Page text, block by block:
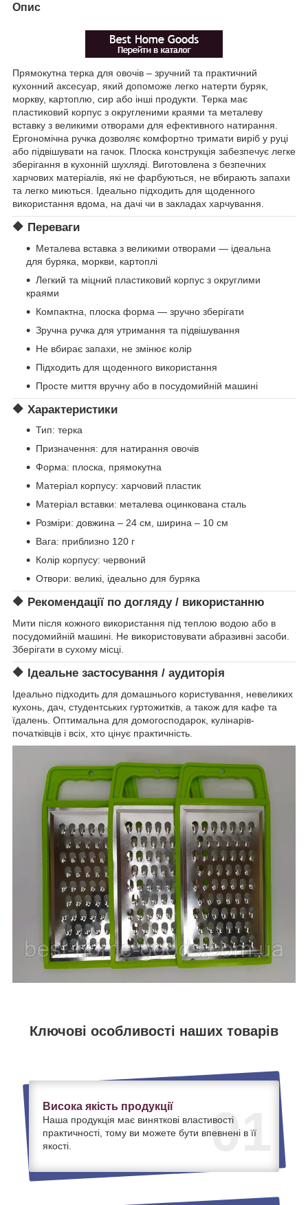
Опис
Прямокутна терка для овочів – зручний та практичний
кухонний аксесуар, який допоможе легко натерти буряк,
моркву, картоплю, сир або інші продукти. Терка має
пластиковий корпус з округленими краями та металеву
вставку з великими отворами для ефективного натирання.
Ергономічна ручка дозволяє комфортно тримати виріб у руці
або підвішувати на гачок. Плоска конструкція забезпечує легке
зберігання в кухонній шухляді. Виготовлена з безпечних
харчових матеріалів, які не фарбуються, не вбирають запахи
та легко миються. Ідеально підходить для щоденного
використання вдома, на дачі чи в закладах харчування.
🔶 Переваги
Металева вставка з великими отворами — ідеальна
для буряка, моркви, картоплі
Легкий та міцний пластиковий корпус з округлими
краями
Компактна, плоска форма — зручно зберігати
Зручна ручка для утримання та підвішування
Не вбирає запахи, не змінює колір
Підходить для щоденного використання
Просте миття вручну або в посудомийній машині
🔶 Характеристики
Тип: терка
Призначення: для натирання овочів
Форма: плоска, прямокутна
Матеріал корпусу: харчовий пластик
Матеріал вставки: металева оцинкована сталь
Розміри: довжина – 24 см, ширина – 10 см
Вага: приблизно 120 г
Колір корпусу: червоний
Отвори: великі, ідеально для буряка
🔶 Рекомендації по догляду / використанню
Мити після кожного використання під теплою водою або в
посудомийній машині. Не використовувати абразивні засоби.
Зберігати в сухому місці.
🔶 Ідеальне застосування / аудиторія
Ідеально підходить для домашнього користування, невеликих
кухонь, дач, студентських гуртожитків, а також для кафе та
їдалень. Оптимальна для домогосподарок, кулінарів-
початківців і всіх, хто цінує практичність.
Ключові особливості наших товарів
01
Висока якість продукції
Наша продукція має виняткові властивості
практичності, тому ви можете бути впевнені в її
якості.